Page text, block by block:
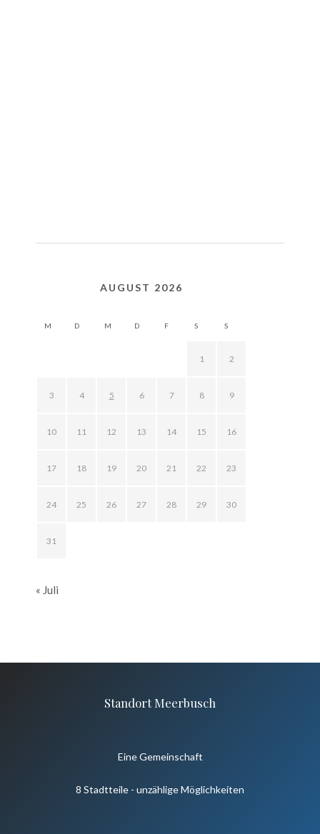
AUGUST 2026
M D M D F S S
1 2
3 4 5 6 7 8 9
10 11 12 13 14 15 16
17 18 19 20 21 22 23
24 25 26 27 28 29 30
31
« Juli
Standort Meerbusch
Eine Gemeinschaft
8 Stadtteile - unzählige Möglichkeiten